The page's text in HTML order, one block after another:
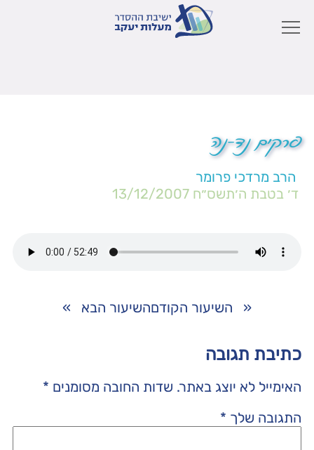
פרקים נד-נה
הרב מרדכי פרומר
ד׳ בטבת ה׳תשס״ח 13/12/2007
« השיעור הקודםהשיעור הבא »
כתיבת תגובה
האימייל לא יוצג באתר. שדות החובה מסומנים *
התגובה שלך *